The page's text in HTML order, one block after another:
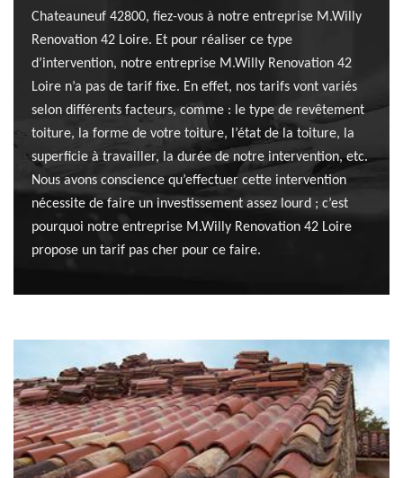
Chateauneuf 42800, fiez-vous à notre entreprise M.Willy
Renovation 42 Loire. Et pour réaliser ce type
d’intervention, notre entreprise M.Willy Renovation 42
Loire n’a pas de tarif fixe. En effet, nos tarifs vont variés
selon différents facteurs, comme : le type de revêtement
toiture, la forme de votre toiture, l’état de la toiture, la
superficie à travailler, la durée de notre intervention, etc.
Nous avons conscience qu’effectuer cette intervention
nécessite de faire un investissement assez lourd ; c’est
pourquoi notre entreprise M.Willy Renovation 42 Loire
propose un tarif pas cher pour ce faire.